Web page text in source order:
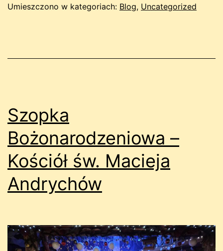
Umieszczono w kategoriach: Blog, Uncategorized
Szopka
Bożonarodzeniowa –
Kościół św. Macieja
Andrychów